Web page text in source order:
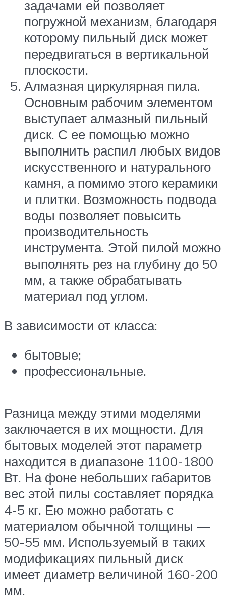
задачами ей позволяет
погружной механизм, благодаря
которому пильный диск может
передвигаться в вертикальной
плоскости.
Алмазная циркулярная пила.
Основным рабочим элементом
выступает алмазный пильный
диск. С ее помощью можно
выполнить распил любых видов
искусственного и натурального
камня, а помимо этого керамики
и плитки. Возможность подвода
воды позволяет повысить
производительность
инструмента. Этой пилой можно
выполнять рез на глубину до 50
мм, а также обрабатывать
материал под углом.
В зависимости от класса:
бытовые;
профессиональные.
Разница между этими моделями
заключается в их мощности. Для
бытовых моделей этот параметр
находится в диапазоне 1100-1800
Вт. На фоне небольших габаритов
вес этой пилы составляет порядка
4-5 кг. Ею можно работать с
материалом обычной толщины —
50-55 мм. Используемый в таких
модификациях пильный диск
имеет диаметр величиной 160-200
мм.